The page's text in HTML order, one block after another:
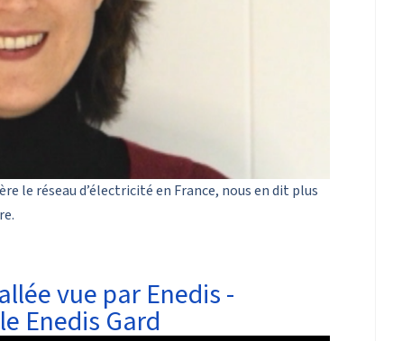
le réseau d’électricité en France, nous en dit plus
vue par Enedis -
Enedis Gard